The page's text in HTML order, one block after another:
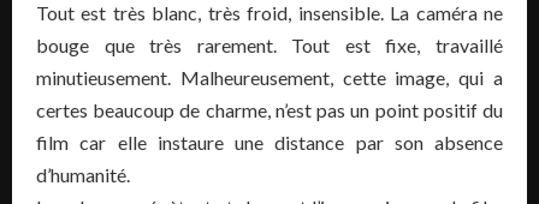
Tout est très blanc, très froid, insensible. La caméra ne
bouge que très rarement. Tout est fixe, travaillé
minutieusement. Malheureusement, cette image, qui a
certes beaucoup de charme, n’est pas un point positif du
film car elle instaure une distance par son absence
d’humanité.